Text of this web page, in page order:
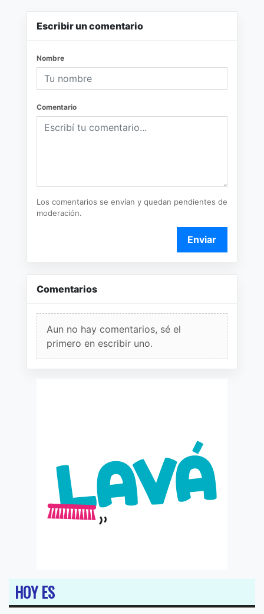
Escribir un comentario
Nombre
Comentario
Los comentarios se envían y quedan pendientes de
moderación.
Enviar
Comentarios
Aun no hay comentarios, sé el
primero en escribir uno.
HOY ES